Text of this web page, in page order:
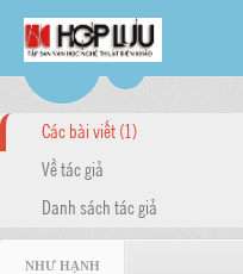
Các bài viết (1)
Về tác giả
Danh sách tác giả
NHƯ HẠNH